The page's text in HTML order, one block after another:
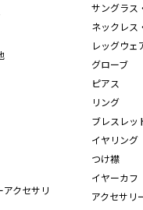
サングラス
ネックレス
レッグウェ
グローブ
ピアス
リング
ブレスレッ
イヤリング
つけ襟
イヤーカフ
アクセサリ
クセサリ